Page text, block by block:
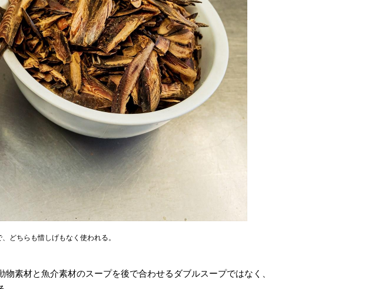
どちらも惜しげもなく使われる。
素材と魚介素材のスープを後で合わせるダブルスープではなく、